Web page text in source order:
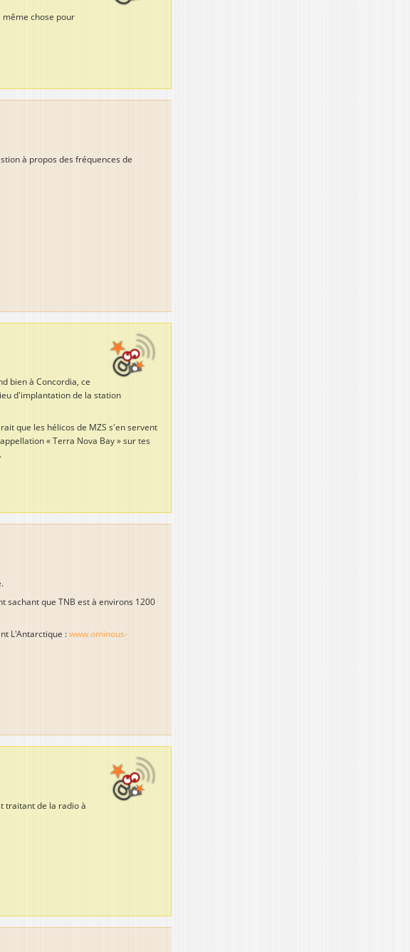
même chose pour
à propos des fréquences de
bien à Concordia, ce
d'implantation de la station
que les hélicos de MZS s'en servent
« Terra Nova Bay » sur tes
sachant que TNB est à environs 1200
L'Antarctique : www.ominous-
traitant de la radio à